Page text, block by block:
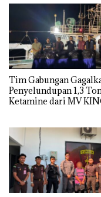
Tim Gabungan Gagalkan
Penyelundupan 1,3
Ketamine dari MV